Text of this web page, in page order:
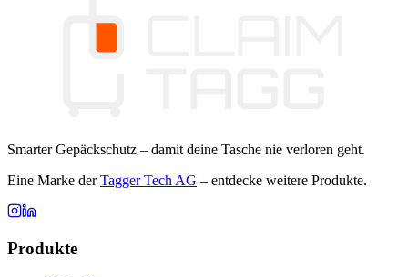
Smarter Gepäckschutz – damit deine Tasche nie verloren geht.
Eine Marke derTagger Tech AG – entdecke weitere Produkte.
Produkte